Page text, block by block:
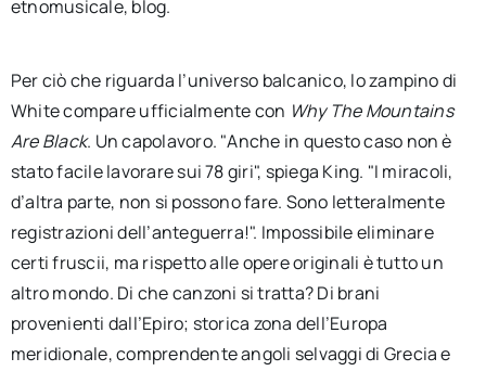
etnomusicale, blog.
Per ciò che riguarda l’universo balcanico, lo zampino di
White compare ufficialmente con Why The Mountains
Are Black. Un capolavoro. "Anche in questo caso non è
stato facile lavorare sui 78 giri", spiega King. "I miracoli,
d’altra parte, non si possono fare. Sono letteralmente
registrazioni dell’anteguerra!". Impossibile eliminare
certi fruscii, ma rispetto alle opere originali è tutto un
altro mondo. Di che canzoni si tratta? Di brani
provenienti dall’Epiro; storica zona dell’Europa
meridionale, comprendente angoli selvaggi di Grecia e